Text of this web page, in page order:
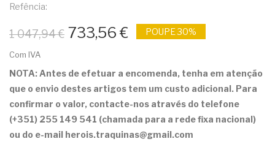
Refência:
1 047,94 € 733,56 € POUPE 30%
Com IVA
NOTA: Antes de efetuar a encomenda, tenha em atenção
que o envio destes artigos tem um custo adicional. Para
confirmar o valor, contacte-nos através do telefone
(+351) 255 149 541 (chamada para a rede fixa nacional)
ou do e-mail herois.traquinas@gmail.com